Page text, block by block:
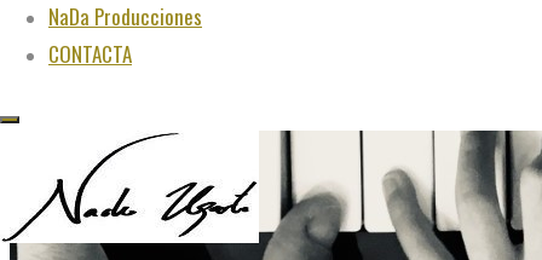
NaDa Producciones
CONTACTA
"Juega